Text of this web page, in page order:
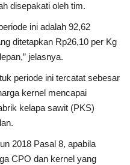
disepakati oleh tim.
ini adalah 92,62
ditetapkan Rp26,10 per Kg
jelasnya.
periode ini tercatat sebesar
kernel mencapai
kelapa sawit (PKS)
2018 Pasal 8, apabila
CPO dan kernel yang